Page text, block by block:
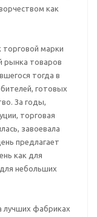
как
торговой марки
рынка товаров
тогда в
готовых
За годы,
торговая
завоевала
предлагает
как для
небольших
лучших фабриках